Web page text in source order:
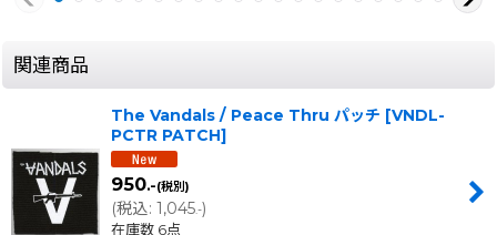
関連商品
The Vandals / Peace Thru パッチ [VNDL-
PCTR PATCH]
950.-(税別)
(税込: 1,045.-)
在庫数 6点